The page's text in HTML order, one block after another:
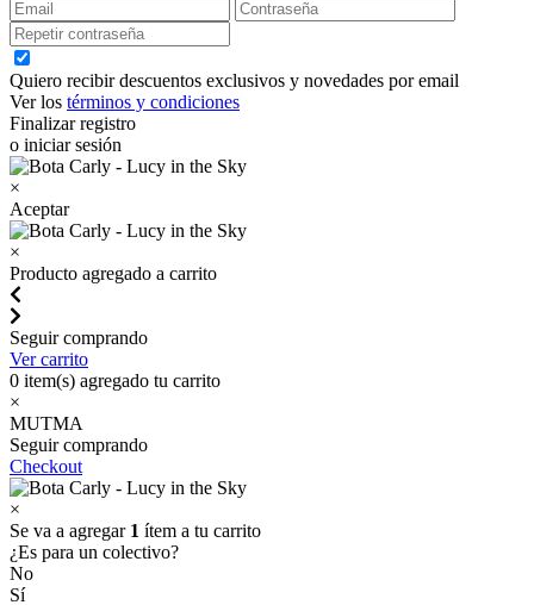
Quiero recibir descuentos exclusivos y novedades por email
Ver los términos y condiciones
Finalizar registro
o iniciar sesión
×
Aceptar
×
Producto agregado a carrito
Seguir comprando
Ver carrito
0 item(s) agregado tu carrito
×
MUTMA
Seguir comprando
Checkout
×
Se va a agregar 1 ítem a tu carrito
¿Es para un colectivo?
No
Sí